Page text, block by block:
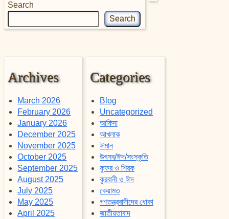
Search
Search
Archives
March 2026
February 2026
January 2026
December 2025
November 2025
October 2025
September 2025
August 2025
July 2025
May 2025
April 2025
Categories
Blog
Uncategorized
আকিদা
আখলাক
ঈমান
উৎসব/ঈদ/সংস্কৃতি
কুফর ও শিরক
কুরবানী ও ঈদ
কেয়ামত
গণতন্ত্রবাদীদের ধোকা
জাতীয়তাবাদ